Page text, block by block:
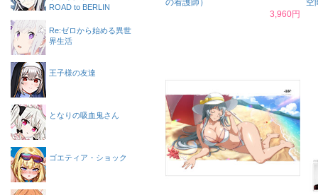
の看護師）
3,960円
空
ROAD to BERLIN
Re:ゼロから始める異世
界生活
王子様の友達
となりの吸血鬼さん
ゴエティア・ショック